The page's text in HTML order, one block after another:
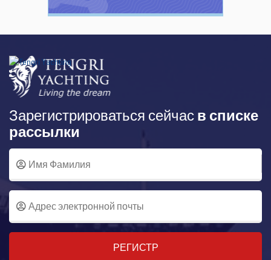
Зарегистрироваться сейчас в списке
рассылки
РЕГИСТР